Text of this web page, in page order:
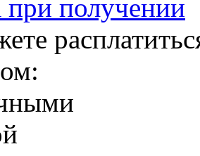
при получении